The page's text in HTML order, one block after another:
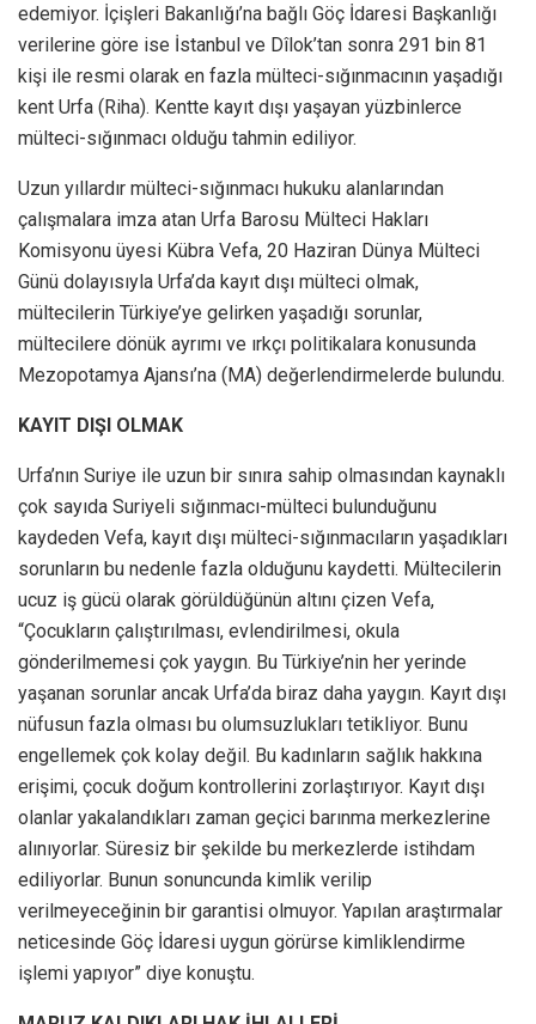
edemiyor. İçişleri Bakanlığı’na bağlı Göç İdaresi Başkanlığı
verilerine göre ise İstanbul ve Dîlok’tan sonra 291 bin 81
kişi ile resmi olarak en fazla mülteci-sığınmacının yaşadığı
kent Urfa (Riha). Kentte kayıt dışı yaşayan yüzbinlerce
mülteci-sığınmacı olduğu tahmin ediliyor.
Uzun yıllardır mülteci-sığınmacı hukuku alanlarından
çalışmalara imza atan Urfa Barosu Mülteci Hakları
Komisyonu üyesi Kübra Vefa, 20 Haziran Dünya Mülteci
Günü dolayısıyla Urfa’da kayıt dışı mülteci olmak,
mültecilerin Türkiye’ye gelirken yaşadığı sorunlar,
mültecilere dönük ayrımı ve ırkçı politikalara konusunda
Mezopotamya Ajansı’na (MA) değerlendirmelerde bulundu.
KAYIT DIŞI OLMAK
Urfa’nın Suriye ile uzun bir sınıra sahip olmasından kaynaklı
çok sayıda Suriyeli sığınmacı-mülteci bulunduğunu
kaydeden Vefa, kayıt dışı mülteci-sığınmacıların yaşadıkları
sorunların bu nedenle fazla olduğunu kaydetti. Mültecilerin
ucuz iş gücü olarak görüldüğünün altını çizen Vefa,
“Çocukların çalıştırılması, evlendirilmesi, okula
gönderilmemesi çok yaygın. Bu Türkiye’nin her yerinde
yaşanan sorunlar ancak Urfa’da biraz daha yaygın. Kayıt dışı
nüfusun fazla olması bu olumsuzlukları tetikliyor. Bunu
engellemek çok kolay değil. Bu kadınların sağlık hakkına
erişimi, çocuk doğum kontrollerini zorlaştırıyor. Kayıt dışı
olanlar yakalandıkları zaman geçici barınma merkezlerine
alınıyorlar. Süresiz bir şekilde bu merkezlerde istihdam
ediliyorlar. Bunun sonuncunda kimlik verilip
verilmeyeceğinin bir garantisi olmuyor. Yapılan araştırmalar
neticesinde Göç İdaresi uygun görürse kimliklendirme
işlemi yapıyor” diye konuştu.